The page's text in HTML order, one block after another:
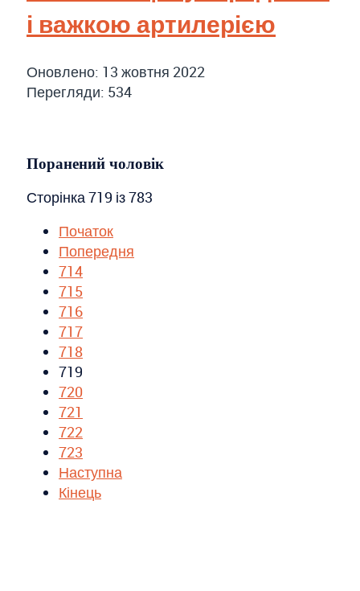
і важкою артилерією
Оновлено: 13 жовтня 2022
Перегляди: 534
Поранений чоловік
Сторінка 719 із 783
Початок
Попередня
714
715
716
717
718
719
720
721
722
723
Наступна
Кінець